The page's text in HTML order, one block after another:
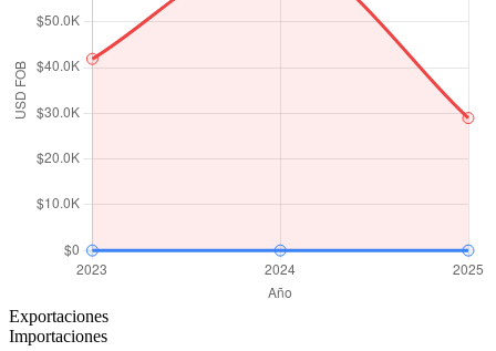
Exportaciones
Importaciones